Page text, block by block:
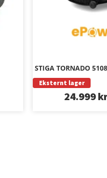
STIGA TORNADO
Eksternt lager
24.999